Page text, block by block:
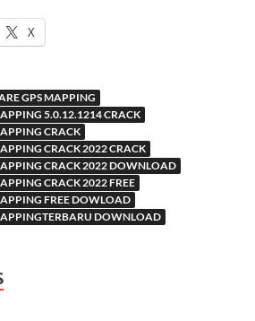
X
GPS MAPPING
5.0.12.1214 CRACK
CRACK
CRACK 2022 CRACK
CRACK 2022 DOWNLOAD
CRACK 2022 FREE
FREE DOWLOAD
DOWNLOAD